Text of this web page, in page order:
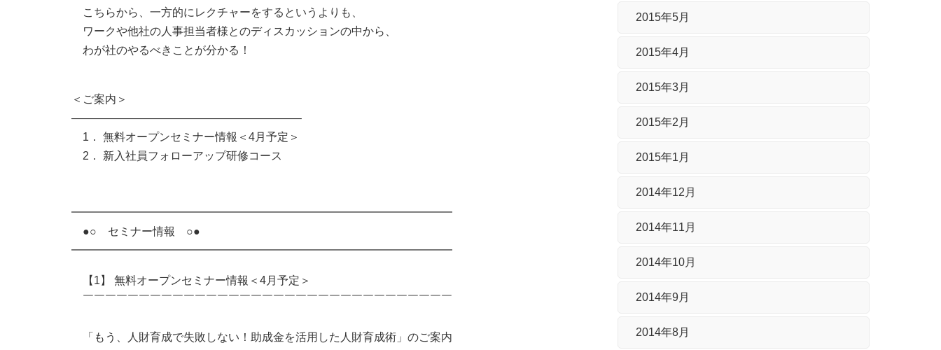
こちらから、一方的にレクチャーをするというよりも、
ワークや他社の人事担当者様とのディスカッションの中から、
わが社のやるべきことが分かる！
＜ご案内＞
————————————————————–
1． 無料オープンセミナー情報＜4月予定＞
2． 新入社員フォローアップ研修コース
━━━━━━━━━━━━━━━━━━━━━━━━━━━━━━━━━━
●○ セミナー情報 ○●
━━━━━━━━━━━━━━━━━━━━━━━━━━━━━━━━━━
【1】 無料オープンセミナー情報＜4月予定＞
￣￣￣￣￣￣￣￣￣￣￣￣￣￣￣￣￣￣￣￣￣￣￣￣￣￣￣￣￣￣￣￣￣
「もう、人財育成で失敗しない！助成金を活用した人財育成術」のご案内
2015年5月
2015年4月
2015年3月
2015年2月
2015年1月
2014年12月
2014年11月
2014年10月
2014年9月
2014年8月